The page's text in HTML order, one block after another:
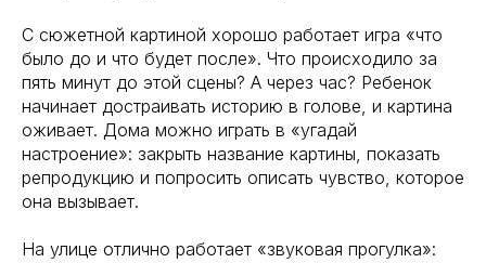
С сюжетной картиной хорошо работает игра «что
было до и что будет после». Что происходило за
пять минут до этой сцены? А через час? Ребенок
начинает достраивать историю в голове, и картина
оживает. Дома можно играть в «угадай
настроение»: закрыть название картины, показать
репродукцию и попросить описать чувство, которое
она вызывает.
На улице отлично работает «звуковая прогулка»: